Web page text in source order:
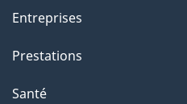
a
g
e
Entreprises
Prestations
Santé